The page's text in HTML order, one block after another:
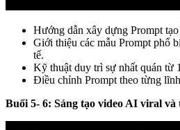
Hướng dẫn xây dựng Prompt tạo
Giới thiệu các mẫu Prompt phổ
tế.
Kỹ thuật duy trì sự nhất quán từ
Điều chỉnh Prompt theo từng
Buổi 5- 6: Sáng tạo video AI viral